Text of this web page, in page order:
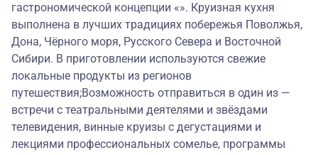
гастрономической концепции «». Круизная кухня
выполнена в лучших традициях побережья Поволжья,
Дона, Чёрного моря, Русского Севера и Восточной
Сибири. В приготовлении используются свежие
локальные продукты из регионов
путешествия;Возможность отправиться в один из —
встречи с театральными деятелями и звёздами
телевидения, винные круизы с дегустациями и
лекциями профессиональных сомелье, программы